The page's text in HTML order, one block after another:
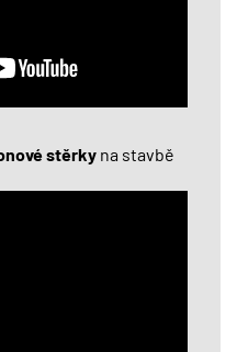
stěrky na stavbě